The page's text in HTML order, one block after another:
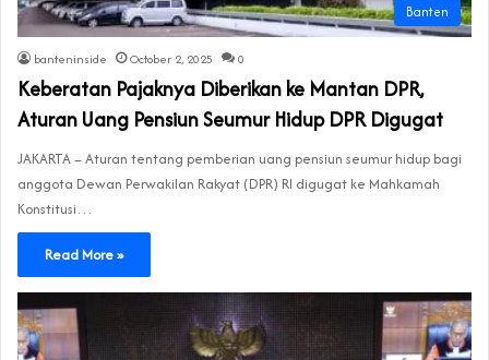
Banten
banteninside October 2, 2025 0
Keberatan Pajaknya Diberikan ke Mantan DPR,
Aturan Uang Pensiun Seumur Hidup DPR Digugat
JAKARTA – Aturan tentang pemberian uang pensiun seumur hidup bagi
anggota Dewan Perwakilan Rakyat (DPR) RI digugat ke Mahkamah
Konstitusi…
Read More »